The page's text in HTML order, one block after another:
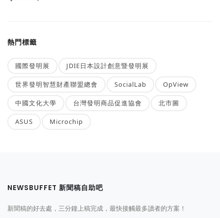
熱門標籤
國際發明展 JDIE日本設計創意暨發明展
世界發明智慧財產聯盟總會 SocialLab OpView
中國文化大學 台灣發明商品促進協會 北市圖
ASUS Microchip
NEWSBUFFET 新聞稿自助吧
新聞稿的好去處，三分鐘上稿完成，最快接觸最多讀者的方案！